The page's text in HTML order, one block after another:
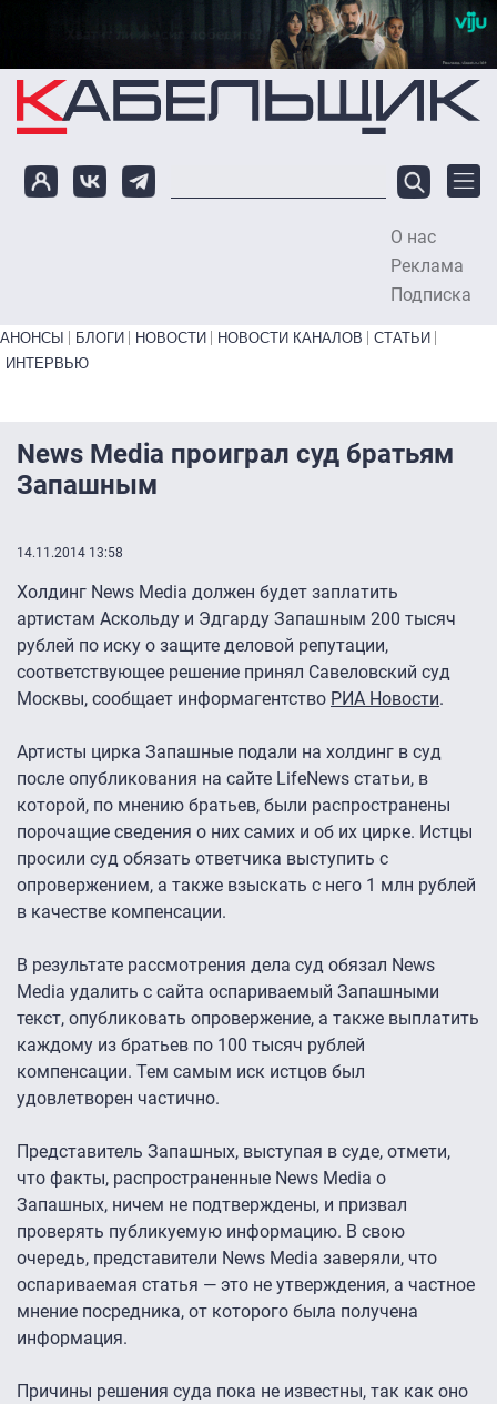
Перейти к основному содержанию
О нас
Реклама
Подписка
Primary links bottom
АНОНСЫ БЛОГИ НОВОСТИ НОВОСТИ КАНАЛОВ
СТАТЬИ
ИНТЕРВЬЮ
News Media проиграл суд братьям
Запашным
14.11.2014 13:58
Холдинг News Media должен будет заплатить
артистам Аскольду и Эдгарду Запашным 200 тысяч
рублей по иску о защите деловой репутации,
соответствующее решение принял Савеловский суд
Москвы, сообщает информагентство РИА Новости.
Артисты цирка Запашные подали на холдинг в суд
после опубликования на сайте LifeNews статьи, в
которой, по мнению братьев, были распространены
порочащие сведения о них самих и об их цирке. Истцы
просили суд обязать ответчика выступить с
опровержением, а также взыскать с него 1 млн рублей
в качестве компенсации.
В результате рассмотрения дела суд обязал News
Media удалить с сайта оспариваемый Запашными
текст, опубликовать опровержение, а также выплатить
каждому из братьев по 100 тысяч рублей
компенсации. Тем самым иск истцов был
удовлетворен частично.
Представитель Запашных, выступая в суде, отмети,
что факты, распространенные News Media о
Запашных, ничем не подтверждены, и призвал
проверять публикуемую информацию. В свою
очередь, представители News Media заверяли, что
оспариваемая статья — это не утверждения, а частное
мнение посредника, от которого была получена
информация.
Причины решения суда пока не известны, так как оно